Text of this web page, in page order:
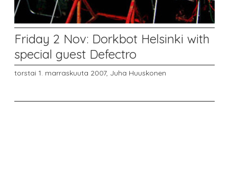
Friday 2 Nov: Dorkbot Helsinki with
special guest Defectro
torstai 1. marraskuuta 2007, Juha Huuskonen